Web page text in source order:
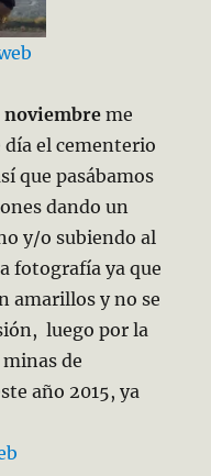
noviembreme
día el cementerio
que pasábamos
dando un
y/o subiendo al
fotografía ya que
amarillos y no se
luego por la
de
año 2015, ya